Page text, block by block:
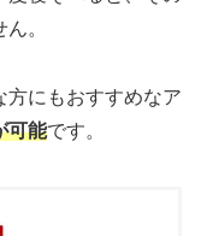
。
方にもおすすめなア
可能です。